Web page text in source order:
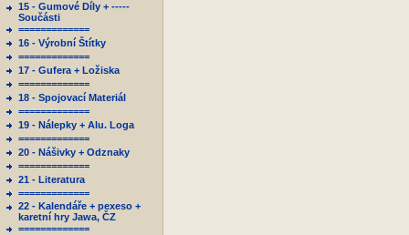
15 - Gumové Díly + -----
Součásti
=============
16 - Výrobní Štítky
=============
17 - Gufera + Ložiska
=============
18 - Spojovací Materiál
=============
19 - Nálepky + Alu. Loga
=============
20 - Nášivky + Odznaky
=============
21 - Literatura
=============
22 - Kalendáře + pexeso +
karetní hry Jawa, ČZ
=============